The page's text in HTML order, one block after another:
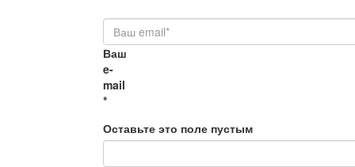
Ваш
e-
mail
*
Оставьте это поле пустым